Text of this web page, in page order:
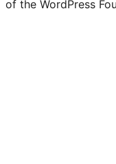
of the WordPress